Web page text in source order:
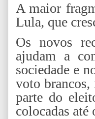
A maior
Lula, que
Os novos
ajudam a
sociedade e
voto brancos,
parte do
colocadas até